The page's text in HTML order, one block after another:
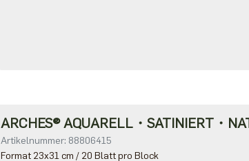
ARCHES® AQUARELL・SATINIERT・
Artikelnummer: 88806415
Format 23x31 cm / 20 Blatt pro Block